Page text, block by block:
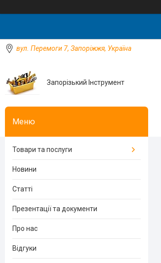
вул. Перемоги 7, Запоріжжя, Україна
Запорізький Інструмент
Товари та послуги
Новини
Статті
Презентації та документи
Про нас
Відгуки